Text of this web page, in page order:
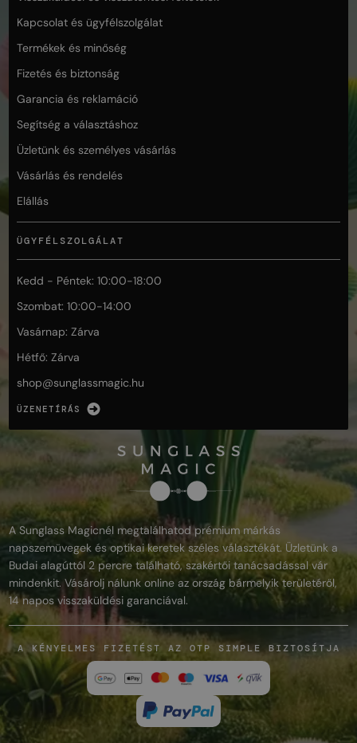
Kapcsolat és ügyfélszolgálat
Termékek és minőség
Fizetés és biztonság
Garancia és reklamáció
Segítség a választáshoz
Üzletünk és személyes vásárlás
Vásárlás és rendelés
Elállás
ÜGYFÉLSZOLGÁLAT
Kedd - Péntek: 10:00-18:00
Szombat: 10:00-14:00
Vasárnap: Zárva
Hétfő: Zárva
shop@sunglassmagic.hu
ÜZENETÍRÁS
A Sunglass Magicnél megtalálhatod prémium márkás
napszemüvegek és optikai keretek széles választékát. Üzletünk a
Budai alagúttól 2 percre található, szakértői tanácsadással vár
mindenkit. Vásárolj nálunk online az ország bármelyik területéről,
14 napos visszaküldési garanciával.
A KÉNYELMES FIZETÉST AZ OTP SIMPLE BIZTOSÍTJA